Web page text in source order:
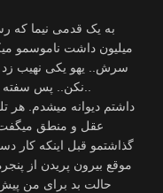
میلیون داشت ناموسمو
سرش.. یهو یکی نهیب زد
داشتم دیوانه میشدم.
عقل و منطق میگفت
گذاشتمو قبل اینکه کار
موقع بیرون پریدن از
حالت بد برای من پیش